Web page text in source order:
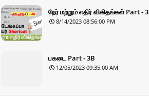
நேர் மற்றும் எதிர் விகிதங்கள் Part - 3
8/14/2023 08:56:00 PM
பகடை Part - 3B
12/05/2023 09:35:00 AM